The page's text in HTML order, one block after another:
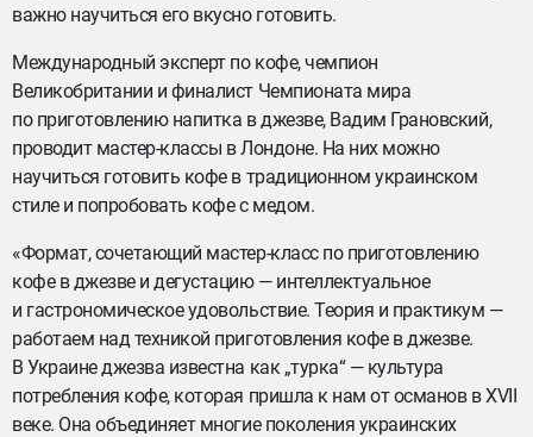
важно научиться его вкусно готовить.
Международный эксперт по кофе, чемпион
Великобритании и финалист Чемпионата мира
по приготовлению напитка в джезве, Вадим Грановский,
проводит мастер-классы в Лондоне. На них можно
научиться готовить кофе в традиционном украинском
стиле и попробовать кофе с медом.
«Формат, сочетающий мастер-класс по приготовлению
кофе в джезве и дегустацию — интеллектуальное
и гастрономическое удовольствие. Теория и практикум —
работаем над техникой приготовления кофе в джезве.
В Украине джезва известна как „турка“ — культура
потребления кофе, которая пришла к нам от османов в XVII
веке. Она объединяет многие поколения украинских